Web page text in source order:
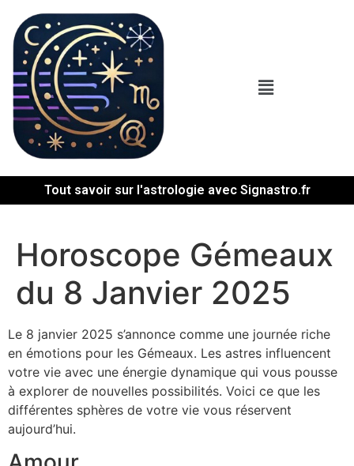
Tout savoir sur l'astrologie avec Signastro.fr
Horoscope Gémeaux
du 8 Janvier 2025
Le 8 janvier 2025 s’annonce comme une journée riche
en émotions pour les Gémeaux. Les astres influencent
votre vie avec une énergie dynamique qui vous pousse
à explorer de nouvelles possibilités. Voici ce que les
différentes sphères de votre vie vous réservent
aujourd’hui.